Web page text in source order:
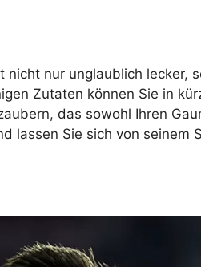
nur unglaublich lecker,
Zutaten können Sie in
das sowohl Ihren
lassen Sie sich von seinem